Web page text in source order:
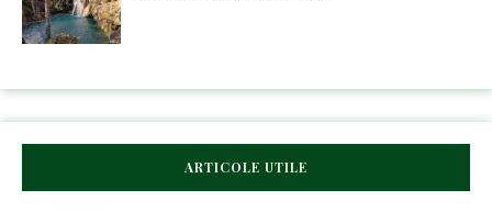
ARTICOLE UTILE